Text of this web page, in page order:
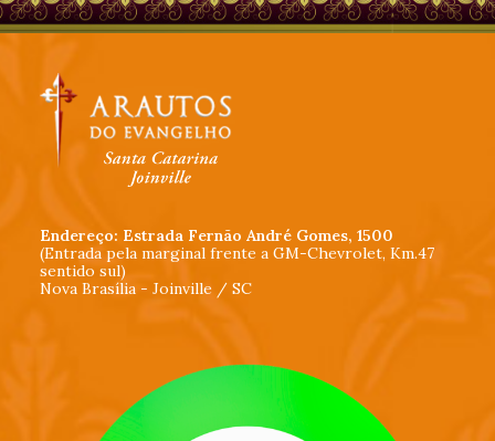
Endereço: Estrada Fernão André Gomes, 1500
(Entrada pela marginal frente a GM-Chevrolet, Km.47
sentido sul)
Nova Brasília - Joinville / SC